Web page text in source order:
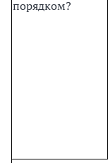
порядком?